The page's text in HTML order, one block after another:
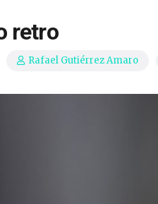
retro
Rafael Gutiérrez Amaro